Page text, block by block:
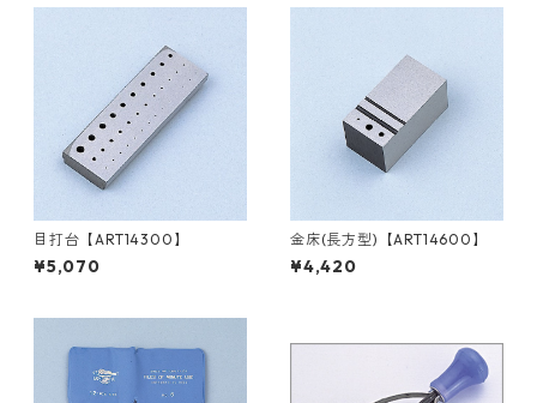
目打台【ART14300】
¥5,070
金床(長方型)【ART14600】
¥4,420